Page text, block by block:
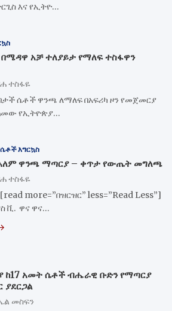
እና የኢትዮ…
በሜዳዋ አቻ ተለያይታ የማለፍ ተስፋዋን
ተስፋዬ
ሴቶች ዋንጫ ለማለፍ በአፍሪካ ዞን የመጀመርያ
የኢትዮጵያ…
እግርኳስ
ዋንጫ ማጣርያ – ቀጥታ የውጤት መግለጫ
ተስፋዬ
more=”በዝርዝር” less=”Read Less”]
ቪ. ዋና ዋና…
ከ17 አመት ሴቶች ብሔራዊ ቡድን የማጣርያ
ያደርጋል
መስፍን